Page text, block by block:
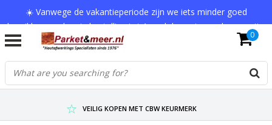
☀️ Vanwege de vakantieperiode zijn we iets minder goed
bereikbaar en kan je bestelling tot 1 werkdag extra onderweg zijn.
Bedankt voor je begrip!
VERZENDKOSTEN € 7,95 (GRATIS VA €75,-)
SCHERPSTE PRIJZEN TOT WEL 75% KORTING !
VEILIG KOPEN MET CBW KEURMERK
0